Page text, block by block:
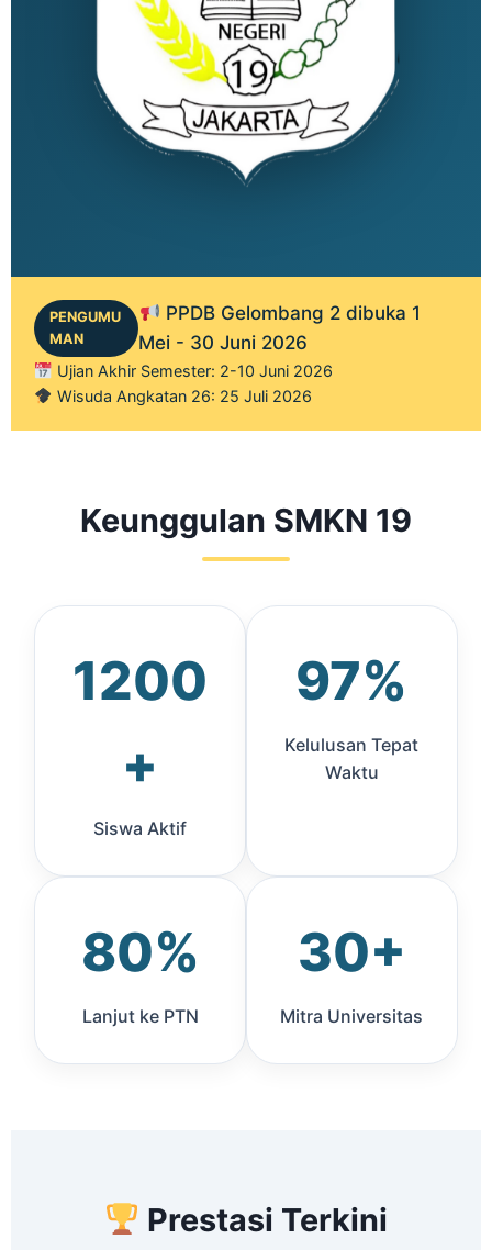
PENGUMU
MAN
PPDB Gelombang 2 dibuka 1
Mei - 30 Juni 2026
Ujian Akhir Semester: 2-10 Juni 2026
Wisuda Angkatan 26: 25 Juli 2026
Keunggulan SMKN 19
1200
+
Siswa Aktif
97%
Kelulusan Tepat
Waktu
80%
Lanjut ke PTN
30+
Mitra Universitas
Prestasi Terkini